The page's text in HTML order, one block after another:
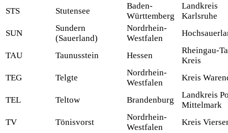
STS
Stutensee
Baden-
Württemberg
Landkreis
Karlsruhe
SUN
Sundern
(Sauerland)
Nordrhein-
Westfalen
TAU Taunusstein Hessen
Rheingau-
Kreis
TEG
Telgte
Nordrhein-
Westfalen
Kreis
TEL Teltow Brandenburg
Landkreis
Mittelmark
TV
Tönisvorst
Nordrhein-
Westfalen
Kreis